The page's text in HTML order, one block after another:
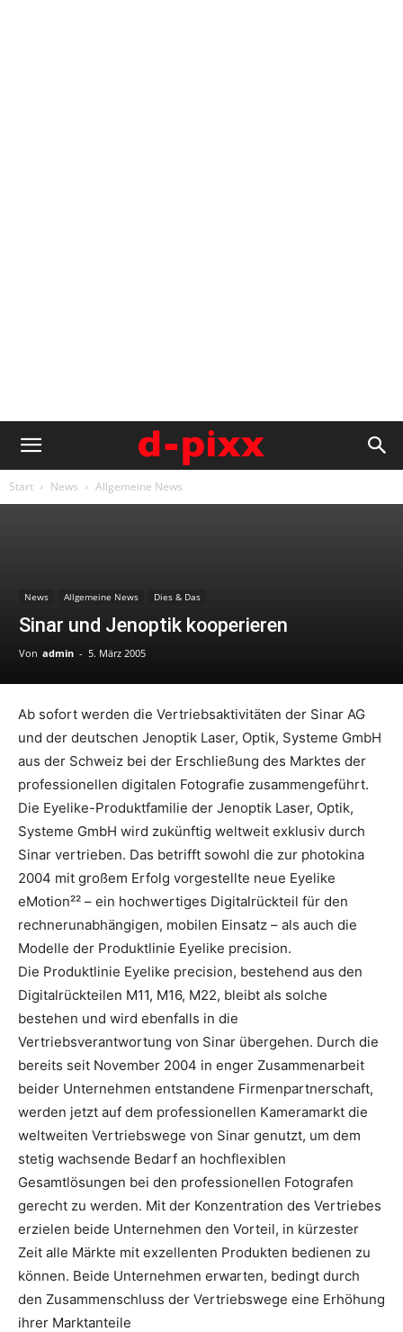
Start News Allgemeine News
News Allgemeine News Dies & Das
Sinar und Jenoptik kooperieren
Von admin - 5. März 2005
Ab sofort werden die Vertriebsaktivitäten der Sinar AG
und der deutschen Jenoptik Laser, Optik, Systeme GmbH
aus der Schweiz bei der Erschließung des Marktes der
professionellen digitalen Fotografie zusammengeführt.
Die Eyelike-Produktfamilie der Jenoptik Laser, Optik,
Systeme GmbH wird zukünftig weltweit exklusiv durch
Sinar vertrieben. Das betrifft sowohl die zur photokina
2004 mit großem Erfolg vorgestellte neue Eyelike
eMotion²² – ein hochwertiges Digitalrückteil für den
rechnerunabhängigen, mobilen Einsatz – als auch die
Modelle der Produktlinie Eyelike precision.
Die Produktlinie Eyelike precision, bestehend aus den
Digitalrückteilen M11, M16, M22, bleibt als solche
bestehen und wird ebenfalls in die
Vertriebsverantwortung von Sinar übergehen. Durch die
bereits seit November 2004 in enger Zusammenarbeit
beider Unternehmen entstandene Firmenpartnerschaft,
werden jetzt auf dem professionellen Kameramarkt die
weltweiten Vertriebswege von Sinar genutzt, um dem
stetig wachsende Bedarf an hochflexiblen
Gesamtlösungen bei den professionellen Fotografen
gerecht zu werden. Mit der Konzentration des Vertriebes
erzielen beide Unternehmen den Vorteil, in kürzester
Zeit alle Märkte mit exzellenten Produkten bedienen zu
können. Beide Unternehmen erwarten, bedingt durch
den Zusammenschluss der Vertriebswege eine Erhöhung
ihrer Marktanteile